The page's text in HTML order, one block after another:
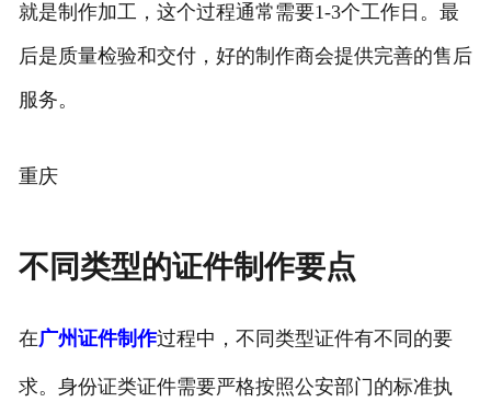
就是制作加工，这个过程通常需要1-3个工作日。最
后是质量检验和交付，好的制作商会提供完善的售后
服务。
重庆
不同类型的证件制作要点
在广州证件制作过程中，不同类型证件有不同的要
求。身份证类证件需要严格按照公安部门的标准执